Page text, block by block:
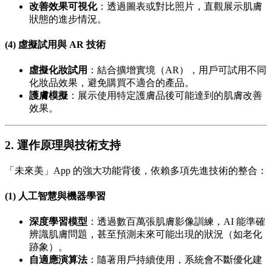
改善效果可視化：透過圖表或對比照片，直觀展示肌膚
狀態的進步情況。
(4) 虛擬試用與 AR 技術
虛擬化妝試用 ：結合擴增實境（AR），用戶可試用不同
化妝品效果，避免購買不適合的產品。
護膚模擬 ：展示使用特定護膚品後可能達到的肌膚改善
效果。
2. 運作原理與技術支持
「未來美」App 的強大功能背後，依賴多項先進技術的整合：
(1) 人工智慧與機器學習
深度學習模型 ：透過數百萬張肌膚影像訓練，AI 能準確
辨識肌膚問題，甚至預測未來可能出現的狀況（如老化
跡象）。
自適應演算法：隨著用戶持續使用，系統會不斷優化建